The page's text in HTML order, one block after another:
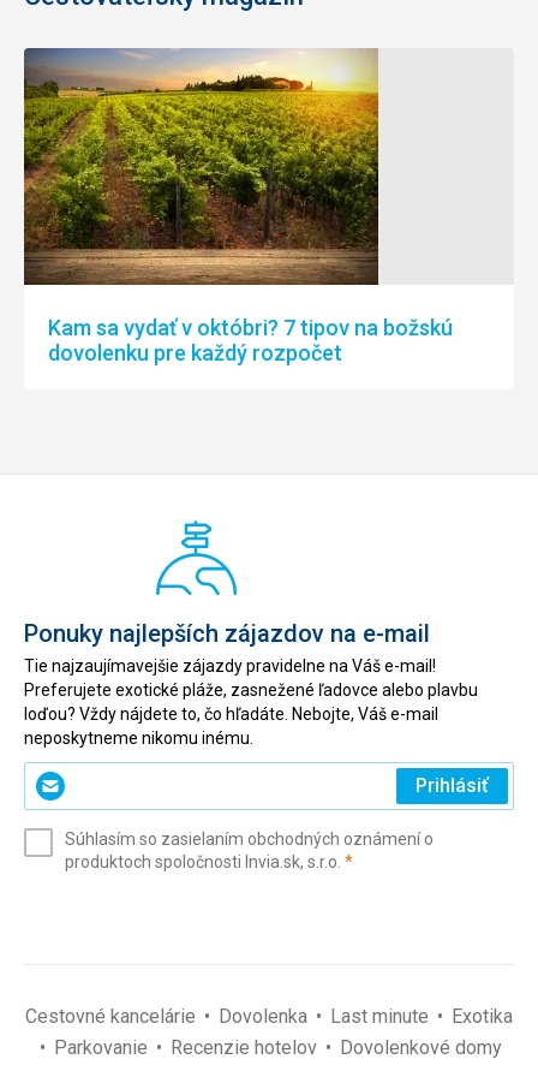
Kam sa vydať v októbri? 7 tipov na božskú
dovolenku pre každý rozpočet
Ponuky najlepších zájazdov na e-mail
Tie najzaujímavejšie zájazdy pravidelne na Váš e-mail!
Preferujete exotické pláže, zasnežené ľadovce alebo plavbu
loďou? Vždy nájdete to, čo hľadáte. Nebojte, Váš e-mail
neposkytneme nikomu inému.
Zadajte
svoj
(povinné)
Prihlásiť
Súhlasím so zasielaním obchodných oznámení o
produktoch spoločnosti Invia.sk, s.r.o. *(povinné)
Cestovné kancelárie Dovolenka Last minute
Exotika
Parkovanie
Recenzie hotelov Dovolenkové domy